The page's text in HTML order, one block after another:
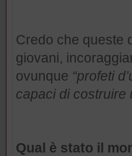
Credo che queste
giovani,
ovunque “profeti
capaci di costruire
Qual è stato il